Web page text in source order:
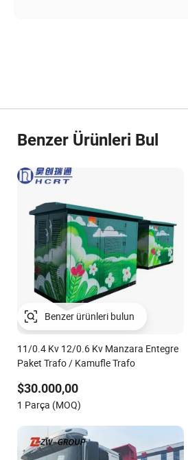
Benzer Ürünleri Bul
11/0.4 Kv 12/0.6 Kv Manzara Entegre
Paket Trafo / Kamufle Trafo
$30.000,00
1 Parça (MOQ)